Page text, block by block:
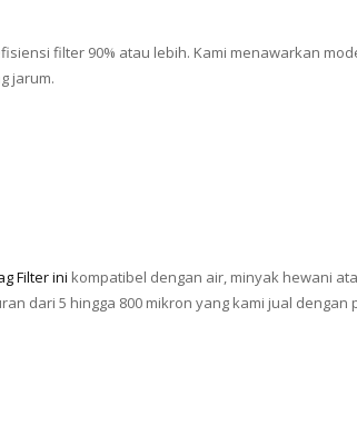
filter 90% atau lebih. Kami menawarkan
jarum.
Filter ini kompatibel dengan air, minyak hewani
dari 5 hingga 800 mikron yang kami jual dengan